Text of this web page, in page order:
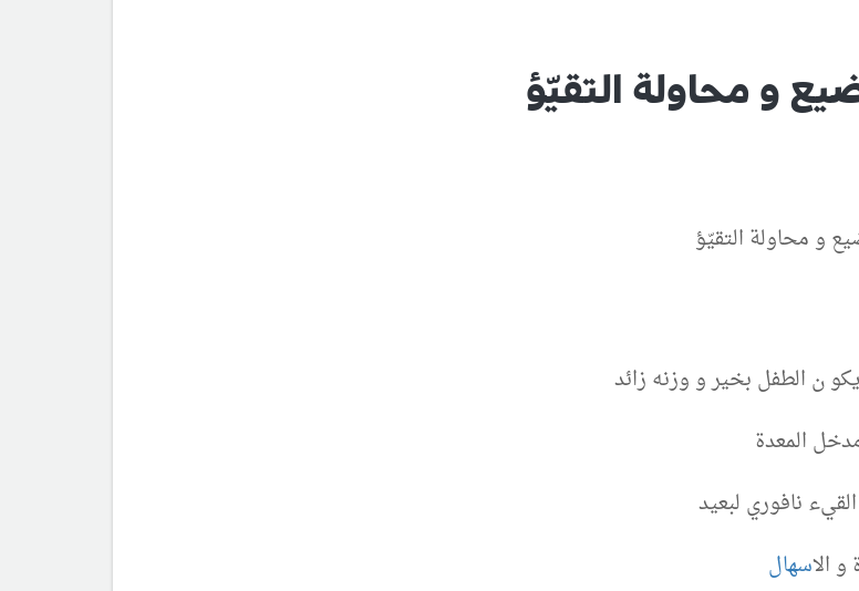
و محاولة التقيّؤ
و محاولة التقيّؤ
ن الطفل بخير و وزنه زائد
المعدة
نافوري لبعيد
و الاسهال